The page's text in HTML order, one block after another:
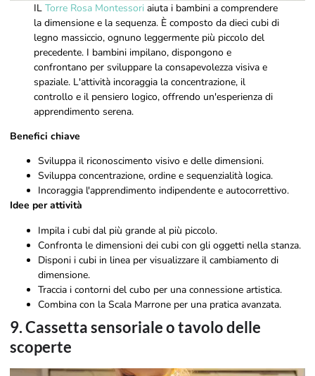
IL Torre Rosa Montessoriaiuta i bambini a comprendere
la dimensione e la sequenza. È composto da dieci cubi di
legno massiccio, ognuno leggermente più piccolo del
precedente. I bambini impilano, dispongono e
confrontano per sviluppare la consapevolezza visiva e
spaziale. L'attività incoraggia la concentrazione, il
controllo e il pensiero logico, offrendo un'esperienza di
apprendimento serena.
Benefici chiave
Sviluppa il riconoscimento visivo e delle dimensioni.
Sviluppa concentrazione, ordine e sequenzialità logica.
Incoraggia l'apprendimento indipendente e autocorrettivo.
Idee per attività
Impila i cubi dal più grande al più piccolo.
Confronta le dimensioni dei cubi con gli oggetti nella stanza.
Disponi i cubi in linea per visualizzare il cambiamento di
dimensione.
Traccia i contorni del cubo per una connessione artistica.
Combina con la Scala Marrone per una pratica avanzata.
9. Cassetta sensoriale o tavolo delle
scoperte